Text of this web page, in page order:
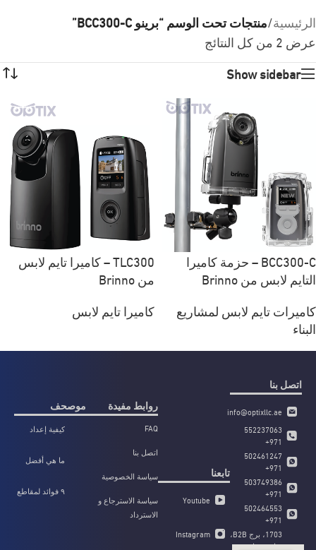
الرئيسية/منتجات تحت الوسم “برینو BCC300-C”
عرض ⁦2⁩ من كل النتائج
Show sidebar
BCC300-C – حزمة كاميرا
التايم لابس من Brinno
كاميرات تايم لابس لمشاريع
البناء
TLC300 – كاميرا تايم لابس
من Brinno
كاميرا تايم لابس
اتصل بنا
info@optixllc.ae
552237063
971+
502461247
971+
503749386
971+
502464553
971+
1703، برج B2B،
شارع مراسي،
تابعنا
Youtube
Instagram
روابط مفيدة
FAQ
اتصل بنا
سياسة الخصوصية
سياسة الاسترجاع و
الاسترداد
موصحف
كيفية إعداد
التايم لابس
لمشروعك في
المدنية؟
ما هي أفضل
البناء؟
٩ فوائد لمقاطع